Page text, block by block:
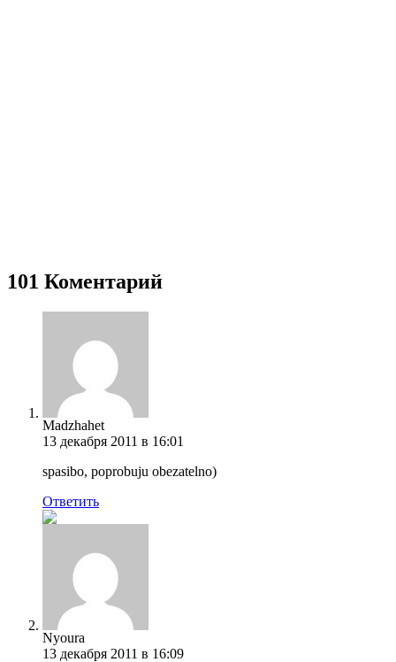
101 Коментарий
Madzhahet
13 декабря 2011 в 16:01
spasibo, poprobuju obezatelno)
Ответить
Nyoura
13 декабря 2011 в 16:09